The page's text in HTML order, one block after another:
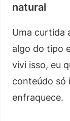
natural
Uma curtida
algo do tipo
vivi isso, eu
conteúdo só
enfraquece.